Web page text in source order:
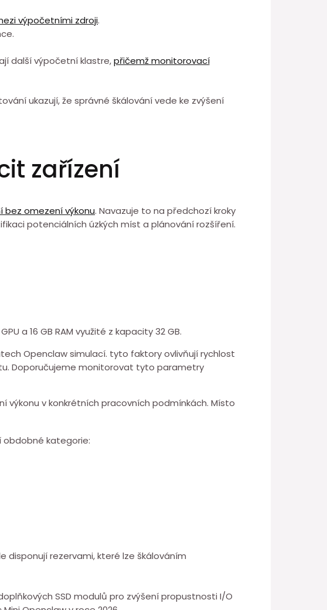
výpočetními zdroji.
další výpočetní klastre,přičemž monitorovací
ukazují, že správné škálování vede ke zvýšení
zařízení
bez omezení výkonu. Navazuje to na předchozí kroky
potenciálních úzkých míst a plánování rozšíření.
a 16 GB RAM využité z kapacity⁣ 32 GB.
Openclaw simulací. tyto faktory ovlivňují rychlost
Doporučujeme monitorovat tyto parametry
v⁣ konkrétních pracovních podmínkách. Místo
obdobné kategorie:
disponují rezervami, které lze škálováním
SSD modulů pro zvýšení ⁤propustnosti I/O